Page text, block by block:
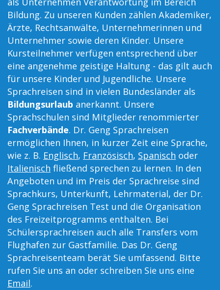
Bildung. Zu unseren Kunden zählen Akademiker,
Ärzte, Rechtsanwälte, Unternehmerinnen und
Unternehmer sowie deren Kinder. Unsere
Kursteilnehmer verfügen entsprechend über
eine angenehme geistige Haltung - das gilt auch
für unsere Kinder und Jugendliche. Unsere
Sprachreisen sind in vielen Bundesländer als
Bildungsurlaub anerkannt. Unsere
Sprachschulen sind Mitglieder renommierter
Fachverbände. Dr. Geng Sprachreisen
ermöglichen Ihnen, in kurzer Zeit eine Sprache,
wie z. B. Englisch, Französisch, Spanisch oder
Italienisch fließend sprechen zu lernen. In den
Angeboten und im Preis der Sprachreise sind
Sprachkurs, Unterkunft, Lehrmaterial, der Dr.
Geng Sprachreisen Test und die Organisation
des Freizeitprogramms enthalten. Bei
Schülersprachreisen auch alle Transfers vom
Flughafen zur Gastfamilie. Das Dr. Geng
Sprachreisenteam berät Sie umfassend. Bitte
rufen Sie uns an oder schreiben Sie uns eine
Email.